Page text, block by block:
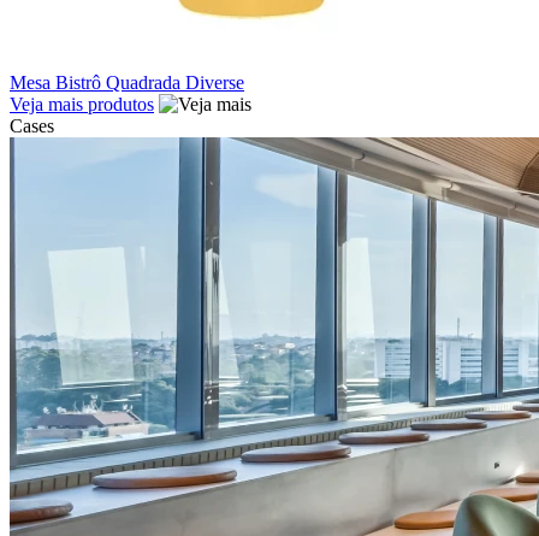
Mesa Bistrô Quadrada Diverse
Veja mais produtos
Cases